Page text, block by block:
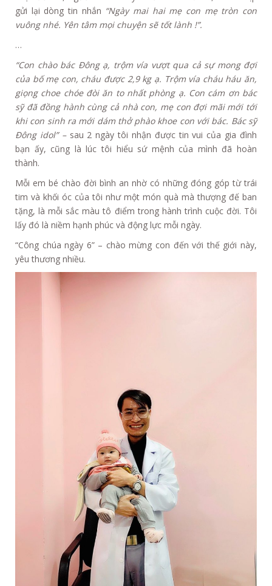
gửi lại dòng tin nhắn “Ngày mai hai mẹ con mẹ tròn con
vuông nhé. Yên tâm mọi chuyện sẽ tốt lành !”.
…
“Con chào bác Đông ạ, trộm vía vượt qua cả sự mong đợi
của bố mẹ con, cháu được 2,9 kg ạ. Trộm vía cháu háu ăn,
giọng choe chóe đòi ăn to nhất phòng ạ. Con cám ơn bác
sỹ đã đồng hành cùng cả nhà con, mẹ con đợi mãi mới tới
khi con sinh ra mới dám thở phào khoe con với bác. Bác sỹ
Đông idol” –sau 2 ngày tôi nhận được tin vui của gia đình
bạn ấy, cũng là lúc tôi hiểu sứ mệnh của mình đã hoàn
thành.
Mỗi em bé chào đời bình an nhờ có những đóng góp từ trái
tim và khối óc của tôi như một món quà mà thượng đế ban
tặng, là mỗi sắc màu tô điểm trong hành trình cuộc đời. Tôi
lấy đó là niềm hạnh phúc và động lực mỗi ngày.
“Công chúa ngày 6” – chào mừng con đến với thế giới này,
yêu thương nhiều.